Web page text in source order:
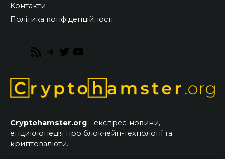
Контакти
Політика конфіденційності
RSS
Telegram
Twitter
Cryptohamster.org - експрес-новини,
енциклопедія про блокчейн-технології та
криптовалюти.